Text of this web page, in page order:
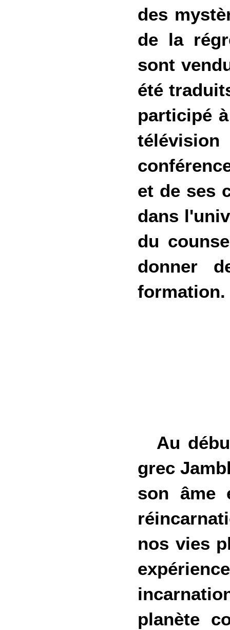
des
de la
sont
été
participé
et de ses
dans
du
donner
formation.
Au
grec
son âme
nos vies
planète